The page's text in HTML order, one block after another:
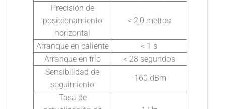
Precisión de
posicionamiento
horizontal
< 2,0 metros
Arranque en caliente
< 1 s
Arranque en frío
< 28 segundos
Sensibilidad de
seguimiento
-160 dBm
Tasa de